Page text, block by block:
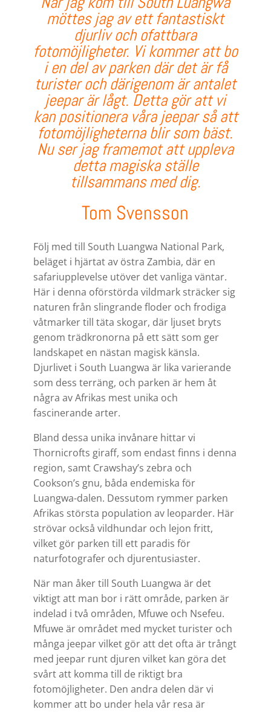
möttes jag av ett fantastiskt
djurliv och ofattbara
fotomöjligheter. Vi kommer att bo
i en del av parken där det är få
turister ochdärigenom ärantalet
jeepar är lågt. Detta gör att vi
kan positionera våra jeepar så att
fotomöjligheterna blir som bäst.
Nu ser jag framemot att uppleva
detta magiska ställe
tillsammans med dig.
Tom Svensson
Följ med till South Luangwa National Park,
beläget i hjärtat av östra Zambia, där en
safariupplevelse utöver det vanliga väntar.
Här i denna oförstörda vildmark sträcker sig
naturen från slingrande floder och frodiga
våtmarker till täta skogar, där ljuset bryts
genom trädkronorna på ett sätt som ger
landskapet en nästan magisk känsla.
Djurlivet i South Luangwa är lika varierande
som dess terräng, och parken är hem åt
några av Afrikas mest unika och
fascinerande arter.
Bland dessa unika invånare hittar vi
Thornicrofts giraff, som endast finns i denna
region, samt Crawshay’s zebra och
Cookson’s gnu, båda endemiska för
Luangwa-dalen. Dessutom rymmer parken
Afrikas största population av leoparder. Här
strövar också vildhundar och lejon fritt,
vilket gör parken till ett paradis för
naturfotografer och djurentusiaster.
När man åker till South Luangwa är det
viktigt att man bor i rätt område, parken är
indelad i två områden, Mfuwe och Nsefeu.
Mfuwe är området med mycket turister och
många jeepar vilket gör att det ofta är trångt
med jeepar runt djuren vilket kan göra det
svårt att komma till de riktigt bra
fotomöjligheter. Den andra delen där vi
kommer att bo under hela vår resa är